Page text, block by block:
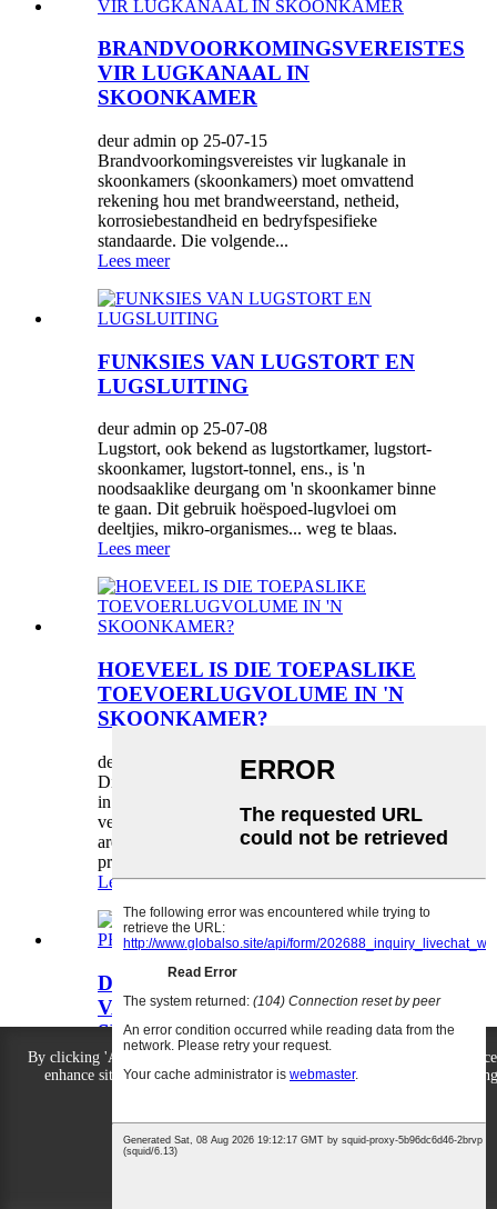
BRANDVOORKOMINGSVEREISTES
VIR LUGKANAAL IN
SKOONKAMER
deur admin op 25-07-15
Brandvoorkomingsvereistes vir lugkanale in
skoonkamers (skoonkamers) moet omvattend
rekening hou met brandweerstand, netheid,
korrosiebestandheid en bedryfspesifieke
standaarde. Die volgende...
Lees meer
FUNKSIES VAN LUGSTORT EN
LUGSLUITING
deur admin op 25-07-08
Lugstort, ook bekend as lugstortkamer, lugstort-
skoonkamer, lugstort-tonnel, ens., is 'n
noodsaaklike deurgang om 'n skoonkamer binne
te gaan. Dit gebruik hoëspoed-lugvloei om
deeltjies, mikro-organismes... weg te blaas.
Lees meer
HOEVEEL IS DIE TOEPASLIKE
TOEVOERLUGVOLUME IN 'N
SKOONKAMER?
deur admin op 25-07-07
Die toepaslike waarde van die toevoerlugvolume
in 'n skoonkamer is nie vas nie, maar hang af van
verskeie faktore, insluitend die skoonheidsvlak,
area, hoogte, aantal personeel en
prosesvereistes...
Lees meer
DEKORASIE-UITLEGVEREISTES
VAN PROFESSIONELE
SKOONKAMER
deur admin op 25-07-03
omgewingsvriendelikheid, temperatuur en
humiditeit, lugvloei-organisasie, ens. aan die
By clicking 'Agree All', you agree to the storage of cookies on your
enhance site navigation, analyze site usage and assist with our marketing